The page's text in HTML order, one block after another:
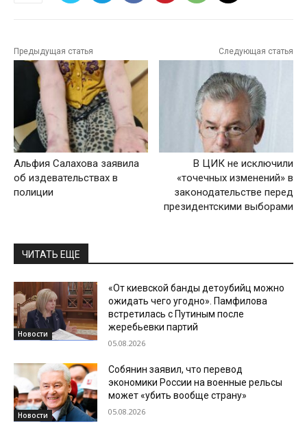
Предыдущая статья
Альфия Салахова заявила
об издевательствах в
полиции
Следующая статья
В ЦИК не исключили
«точечных изменений» в
законодательстве перед
президентскими выборами
ЧИТАТЬ ЕЩЕ
Новости
«От киевской банды детоубийц можно
ожидать чего угодно». Памфилова
встретилась с Путиным после
жеребьевки партий
05.08.2026
Новости
Собянин заявил, что перевод
экономики России на военные рельсы
может «убить вообще страну»
05.08.2026